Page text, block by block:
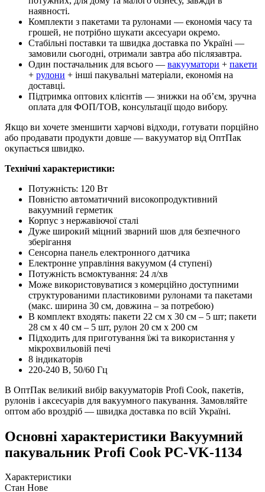
наявності.
Комплекти з пакетами та рулонами — економія часу та
грошей, не потрібно шукати аксесуари окремо.
Стабільні поставки та швидка доставка по Україні —
замовили сьогодні, отримали завтра або післязавтра.
Один постачальник для всього — вакууматори + пакети
+ рулони + інші пакувальні матеріали, економія на
доставці.
Підтримка оптових клієнтів — знижки на об’єм, зручна
оплата для ФОП/ТОВ, консультації щодо вибору.
Якщо ви хочете зменшити харчові відходи, готувати порційно
або продавати продукти довше — вакууматор від ОптПак
окупається швидко.
Технічні характеристики:
Потужність: 120 Вт
Повністю автоматичний високопродуктивний
вакуумний герметик
Корпус з нержавіючої сталі
Дуже широкий міцний зварний шов для безпечного
зберігання
Сенсорна панель електронного датчика
Електронне управління вакуумом (4 ступені)
Потужність всмоктування: 24 л/хв
Може використовуватися з комерційно доступними
структурованими пластиковими рулонами та пакетами
(макс. ширина 30 см, довжина – за потребою)
В комплект входять: пакети 22 см х 30 см – 5 шт; пакети
28 см х 40 см – 5 шт, рулон 20 см х 200 см
Підходить для приготування їжі та використання у
мікрохвильовій печі
8 індикаторів
220-240 В, 50/60 Гц
В ОптПак великий вибір вакууматорів Profi Cook, пакетів,
рулонів і аксесуарів для вакуумного пакування. Замовляйте
оптом або вроздріб — швидка доставка по всій Україні.
Основні характеристики Вакуумний
пакувальник Profi Cook PC-VK-1134
Характеристики
Стан Нове